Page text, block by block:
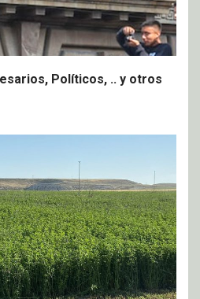
Políticos, .. y otros